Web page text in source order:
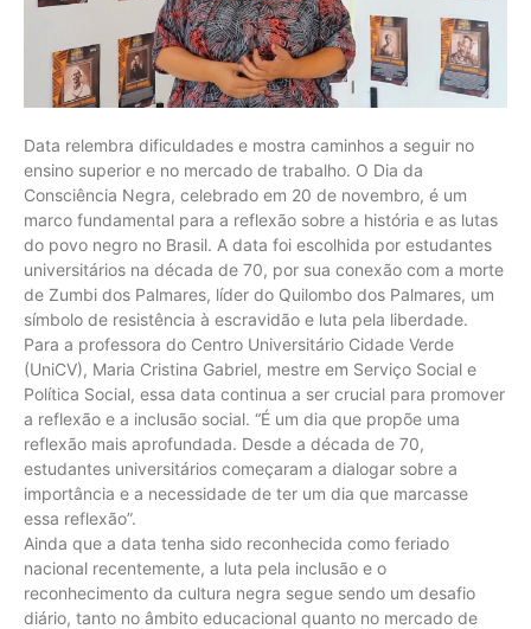
Data relembra dificuldades e mostra caminhos a seguir no
ensino superior e no mercado de trabalho. O Dia da
Consciência Negra, celebrado em 20 de novembro, é um
marco fundamental para a reflexão sobre a história e as lutas
do povo negro no Brasil. A data foi escolhida por estudantes
universitários na década de 70, por sua conexão com a morte
de Zumbi dos Palmares, líder do Quilombo dos Palmares, um
símbolo de resistência à escravidão e luta pela liberdade.
Para a professora do Centro Universitário Cidade Verde
(UniCV), Maria Cristina Gabriel, mestre em Serviço Social e
Política Social, essa data continua a ser crucial para promover
a reflexão e a inclusão social. “É um dia que propõe uma
reflexão mais aprofundada. Desde a década de 70,
estudantes universitários começaram a dialogar sobre a
importância e a necessidade de ter um dia que marcasse
essa reflexão”.
Ainda que a data tenha sido reconhecida como feriado
nacional recentemente, a luta pela inclusão e o
reconhecimento da cultura negra segue sendo um desafio
diário, tanto no âmbito educacional quanto no mercado de